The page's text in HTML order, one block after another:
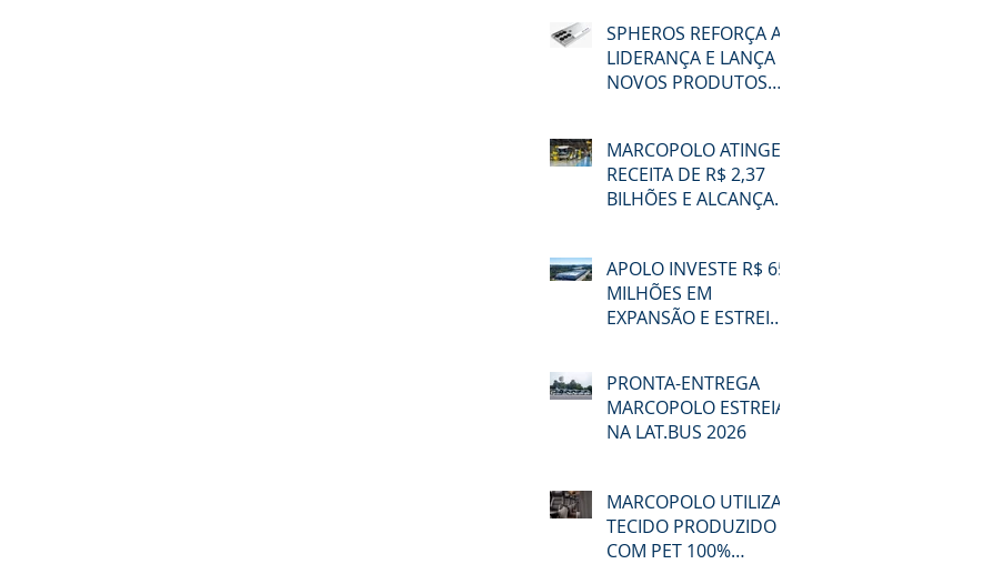
SPHEROS REFORÇA A
LIDERANÇA E LANÇA
NOVOS PRODUTOS
MARCOPOLO ATINGE
RECEITA DE R$ 2,37
BILHÕES E ALCANÇA
MERCADO BRASILEIRO
NO 2T26
APOLO INVESTE R$ 65
MILHÕES EM
EXPANSÃO E ESTREIA
PRONTA-ENTREGA
MARCOPOLO ESTREIA
NA LAT.BUS 2026
MARCOPOLO UTILIZA
TECIDO PRODUZIDO
COM PET 100%